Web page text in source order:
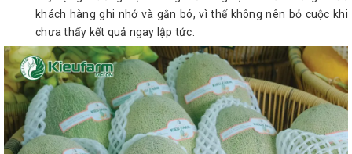
khách hàng ghi nhớ và gắn bó, vì thế không nên bỏ cuộc khi
chưa thấy kết quả ngay lập tức.